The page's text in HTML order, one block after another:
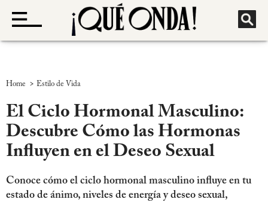
Home > Estilo de Vida
El Ciclo Hormonal Masculino:
Descubre Cómo las Hormonas
Influyen en el Deseo Sexual
Conoce cómo el ciclo hormonal masculino influye en tu
estado de ánimo, niveles de energía y deseo sexual,